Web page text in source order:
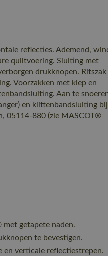
reflecties. Ademend,
quiltvoering. Sluiting met
drukknopen. Ritszak
Voorzakken met klep en
Aan te
en klittenbandsluiting bij
05114-880 (zie MASCOT®
getapete naden.
te bevestigen.
en verticale reflectiestrepen.